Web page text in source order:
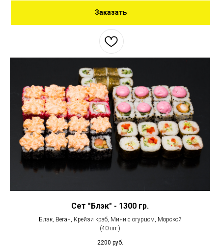
Заказать
Сет "Блэк" - 1300 гр.
Блэк, Веган, Крейзи краб, Мини с огурцом, Морской
(40 шт.)
2200 руб.